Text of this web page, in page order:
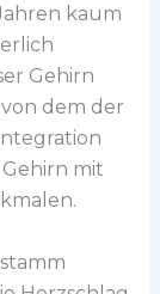
kaum
Gehirn
dem der
mit